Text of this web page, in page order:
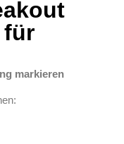
für
markieren